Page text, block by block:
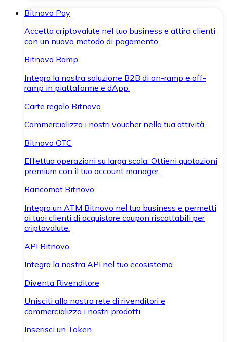
Bitnovo Pay
Accetta criptovalute nel tuo business e attira clienti
con un nuovo metodo di pagamento.
Bitnovo Ramp
Integra la nostra soluzione B2B di on-ramp e off-
ramp in piattaforme e dApp.
Carte regalo Bitnovo
Commercializza i nostri voucher nella tua attività.
Bitnovo OTC
Effettua operazioni su larga scala. Ottieni quotazioni
premium con il tuo account manager.
Bancomat Bitnovo
Integra un ATM Bitnovo nel tuo business e permetti
ai tuoi clienti di acquistare coupon riscattabili per
criptovalute.
API Bitnovo
Integra la nostra API nel tuo ecosistema.
Diventa Rivenditore
Unisciti alla nostra rete di rivenditori e
commercializza i nostri prodotti.
Inserisci un Token